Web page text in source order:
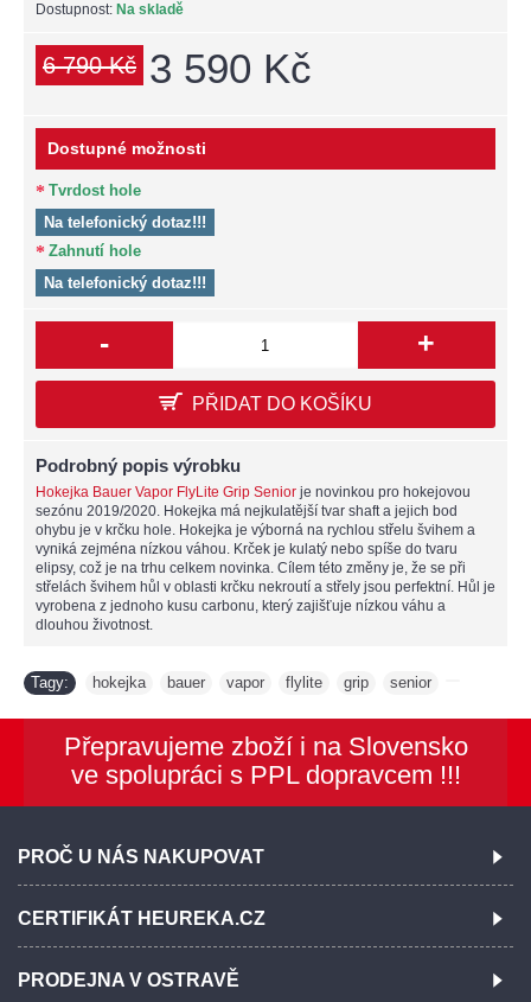
Dostupnost: Na skladě
6 790 Kč 3 590 Kč
Dostupné možnosti
Tvrdost hole
Na telefonický dotaz!!!
Zahnutí hole
Na telefonický dotaz!!!
- +
PŘIDAT DO KOŠÍKU
Podrobný popis výrobku
Hokejka Bauer Vapor FlyLite Grip Senior je novinkou pro hokejovou
sezónu 2019/2020. Hokejka má nejkulatější tvar shaft a jejich bod
ohybu je v krčku hole. Hokejka je výborná na rychlou střelu švihem a
vyniká zejména nízkou váhou. Krček je kulatý nebo spíše do tvaru
elipsy, což je na trhu celkem novinka. Cílem této změny je, že se při
střelách švihem hůl v oblasti krčku nekroutí a střely jsou perfektní. Hůl je
vyrobena z jednoho kusu carbonu, který zajišťuje nízkou váhu a
dlouhou životnost.
Tagy: hokejka bauer vapor flylite grip senior
Přepravujeme zboží i na Slovensko
ve spolupráci s PPL dopravcem !!!
PROČ U NÁS NAKUPOVAT
CERTIFIKÁT HEUREKA.CZ
PRODEJNA V OSTRAVĚ